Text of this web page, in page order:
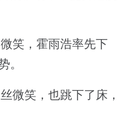
笑，霍雨浩率先下
。
微笑，也跳下了床，